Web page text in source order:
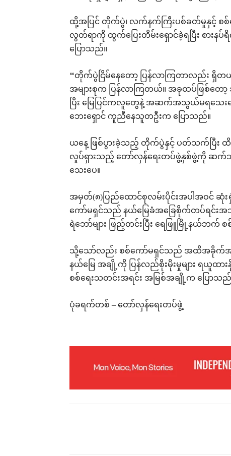
ထို့အပြင် တိုက်ပွဲ၊ လက်နက်ကြီးပစ်ခတ်မှုနှင့် စစ်က
လွတ်ရာကို ထွက်ပြေးတိမ်းရှောင်ခဲ့ရပြီး စားန
ပြောသည်။
“တိုက်ပွဲငြိမ်နေတော့ ပြန်လာကြတာလည်း ရှိ
အများစုက ပြန်လာကြတယ်။ အခုထပ်ဖြစ်တ
ပြီး မြေပြင်ကလူတွေနဲ့ အဆက်အသွယ်မရသေး
ဘေးရှောင် ကူညီနေသူတဦးက ပြောသည်။
ယနေ့ ဖြစ်ပွားခဲ့သည့် တိုက်ပွဲနှင့် ပတ်သက်ပြီး
လှုပ်ရှားသည့် တော်လှန်ရေးတပ်ဖွဲ့နှစ်ဖွဲ့ကို ဆက်သွယ်
သေးပေ။
အမှတ်(၈)ပြည်ထောင်စုလမ်းပိုင်းအပါအဝင် ဆုံ
ကော်မရှင်သည် နယ်မြေခံအခြေစိုက်တပ်ရင်းအ
ရဲဘော်များ ဖြည့်တင်းပြီး ရေဖြူမြို့နယ်ဘက်
သို့သော်လည်း စစ်ကော်မရှင်သည် အထိအခိုက်အက
နယ်မြေ အချို့ကို ပြန်လည်စိုးမိုးမှုများ ရယူထာ
စစ်ရေးသတင်းအရင်း အမြစ်အချို့က ပြောသ
ပုံခရက်တစ် – တော်လှန်ရေးတပ်ဖွဲ့